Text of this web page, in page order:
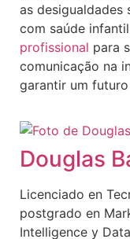
as desigualdades
com saúde
profissional para
comunicação na
garantir um
Douglas
Licenciado en
postgrado en
Intelligence y